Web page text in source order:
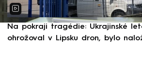
Na pokraji tragédie: Ukrajinské
ohrožoval v Lipsku dron, bylo